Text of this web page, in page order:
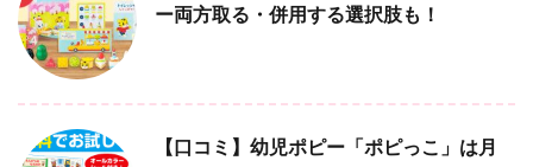
ー両方取る・併用する選択肢も！
【口コミ】幼児ポピー「ポピっこ」は月